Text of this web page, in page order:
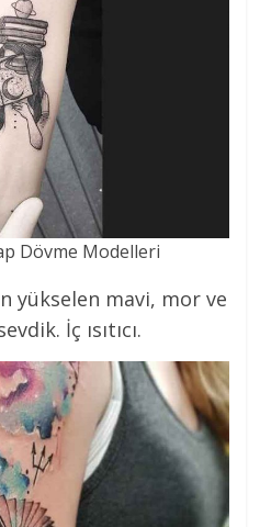
Dövme Modelleri
yükselen mavi, mor ve
İç ısıtıcı.